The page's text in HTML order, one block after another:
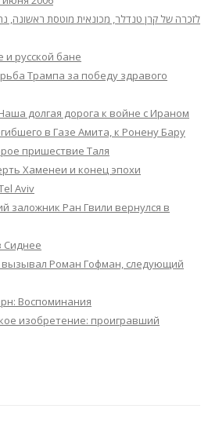
לזכרה של קרן טנדלר, מכונאית מוטסת ראשונה, נהרגה
и русской бане
Трампа за победу здравого
долгая дорога к войне с Ираном
в Газе Амита, к Ронену Бару
пришествие Таля
Хаменеи и конец эпохи
Aviv
заложник Ран Гвили вернулся в
Сиднее
вызывал Роман Гофман, следующий
Воспоминания
изобретение: проигравший